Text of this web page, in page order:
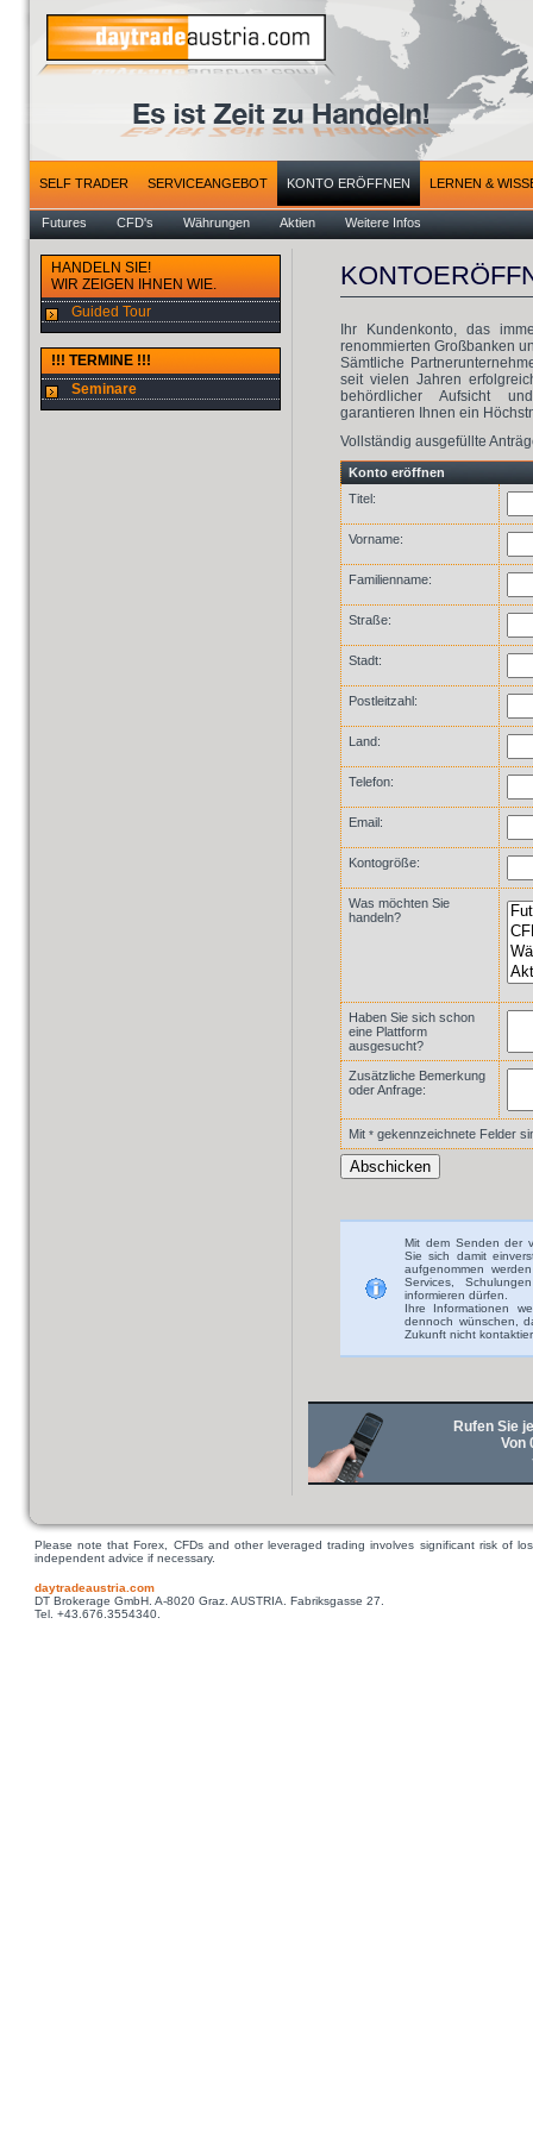
SELF TRADER SERVICEANGEBOT KONTO ERÖFFNEN LERNEN &
Futures CFD's Währungen Aktien Weitere Infos
HANDELN SIE!
WIR ZEIGEN IHNEN WIE.
Guided Tour
!!! TERMINE !!!
Seminare
Ihr Kundenkonto, das
renommierten Großbanken
Sämtliche
seit vielen Jahren
behördlicher Aufsicht
garantieren Ihnen ein
Vollständig ausgefüllte
Konto eröffnen
Titel:
Vorname:
Familienname:
Straße:
Stadt:
Postleitzahl:
Land:
Telefon:
Email:
Kontogröße:
Was möchten Sie
handeln?
Haben Sie sich schon
eine Plattform
ausgesucht?
Zusätzliche Bemerkung
oder Anfrage:
Mit * gekennzeichnete Felder
Mit dem Senden der
Sie sich damit
aufgenommen
Services,
informieren dürfen.
Ihre Informationen
dennoch wünschen,
Zukunft nicht
Rufen Sie
Von
Please note that Forex, CFDs and other leveraged trading involves significant risk of
independent advice if necessary.
daytradeaustria.com
DT Brokerage GmbH. A-8020 Graz. AUSTRIA. Fabriksgasse 27.
Tel. +43.676.3554340.